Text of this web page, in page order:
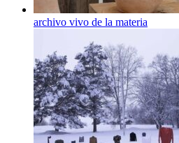
archivo vivo de la materia